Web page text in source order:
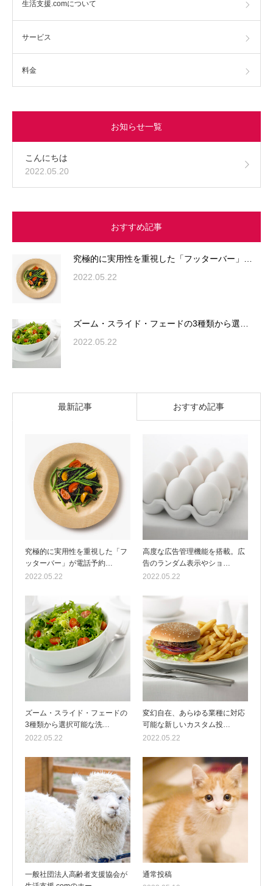
生活支援.comについて
サービス
料金
お知らせ一覧
こんにちは
2022.05.20
おすすめ記事
究極的に実用性を重視した「フッターバー」…
2022.05.22
ズーム・スライド・フェードの3種類から選…
2022.05.22
最新記事 おすすめ記事
究極的に実用性を重視した「フ
ッターバー」が電話予約…
2022.05.22
高度な広告管理機能を搭載。広
告のランダム表示やショ…
2022.05.22
ズーム・スライド・フェードの
3種類から選択可能な洗…
2022.05.22
変幻自在、あらゆる業種に対応
可能な新しいカスタム投…
2022.05.22
一般社団法人高齢者支援協会が
通常投稿